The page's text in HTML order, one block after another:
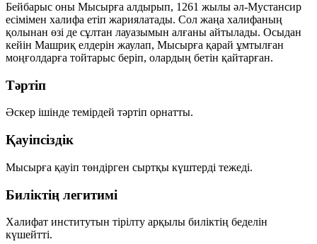
Бейбарыс оны Мысырға алдырып, 1261 жылы әл-Мустансир
есімімен халифа етіп жариялатады. Сол жаңа халифаның
қолынан өзі де сұлтан лауазымын алғаны айтылады. Осыдан
кейін Машриқ елдерін жаулап, Мысырға қарай ұмтылған
моңғолдарға тойтарыс беріп, олардың бетін қайтарған.
Тәртіп
Әскер ішінде темірдей тәртіп орнатты.
Қауіпсіздік
Мысырға қауіп төндірген сыртқы күштерді тежеді.
Биліктің легитимі
Халифат институтын тірілту арқылы биліктің беделін
күшейтті.